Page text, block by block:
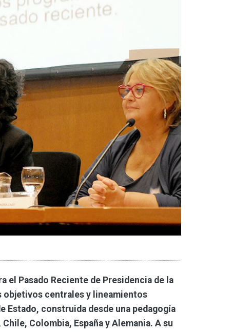
el Pasado Reciente de Presidencia de la
objetivos centrales y lineamientos
Estado, construida desde una pedagogía
Colombia, España y Alemania. A su